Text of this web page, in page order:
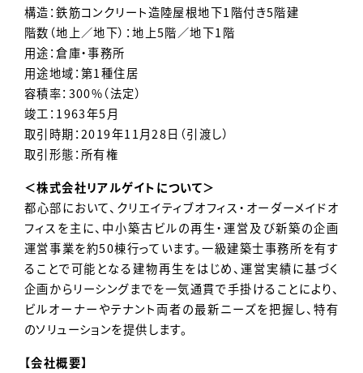
構造：鉄筋コンクリート造陸屋根地下1階付き5階建
階数（地上／地下）：地上5階／地下1階
用途：倉庫・事務所
用途地域：第1種住居
容積率：300%（法定）
竣工：1963年5月
取引時期：2019年11月28日（引渡し）
取引形態：所有権
＜株式会社リアルゲイトについて＞
都心部において、クリエイティブオフィス・オーダーメイドオ
フィスを主に、中小築古ビルの再生・運営及び新築の企画
運営事業を約50棟行っています。一級建築士事務所を有す
ることで可能となる建物再生をはじめ、運営実績に基づく
企画からリーシングまでを一気通貫で手掛けることにより、
ビルオーナーやテナント両者の最新ニーズを把握し、特有
のソリューションを提供します。
【会社概要】